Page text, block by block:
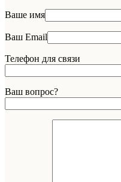
Ваше имя
Ваш Email
Телефон для связи
Ваш вопрос?